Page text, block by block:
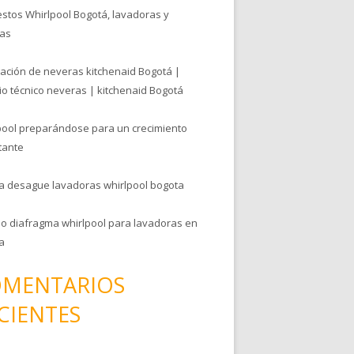
Whirlpool Bogotá, lavadoras y
de neveras kitchenaid Bogotá |
técnico neveras | kitchenaid Bogotá
preparándose para un crecimiento
desague lavadoras whirlpool bogota
diafragma whirlpool para lavadoras en